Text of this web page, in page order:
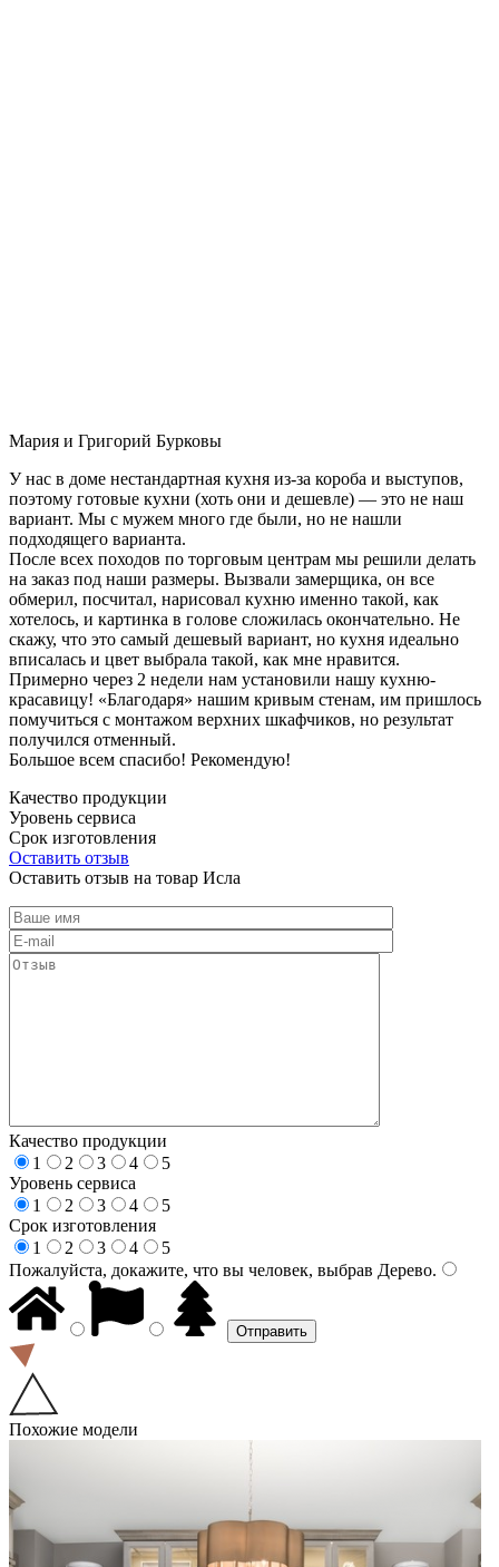
Мария и Григорий Бурковы
У нас в доме нестандартная кухня из-за короба и выступов,
поэтому готовые кухни (хоть они и дешевле) — это не наш
вариант. Мы с мужем много где были, но не нашли
подходящего варианта.
После всех походов по торговым центрам мы решили делать
на заказ под наши размеры. Вызвали замерщика, он все
обмерил, посчитал, нарисовал кухню именно такой, как
хотелось, и картинка в голове сложилась окончательно. Не
скажу, что это самый дешевый вариант, но кухня идеально
вписалась и цвет выбрала такой, как мне нравится.
Примерно через 2 недели нам установили нашу кухню-
красавицу! «Благодаря» нашим кривым стенам, им пришлось
помучиться с монтажом верхних шкафчиков, но результат
получился отменный.
Большое всем спасибо! Рекомендую!
Качество продукции
Уровень сервиса
Срок изготовления
Оставить отзыв
Оставить отзыв на товар Исла
Качество продукции
1
2 3 4
5
Уровень сервиса
1
2 3 4
5
Срок изготовления
1
2 3 4
5
Пожалуйста, докажите, что вы человек, выбрав Дерево.
Похожие модели